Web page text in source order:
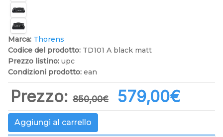
Marca: Thorens
Codice del prodotto: TD101 A black matt
Prezzo listino: upc
Condizioni prodotto: ean
Prezzo: 850,00‎€ 579,00‎€
Aggiungi al carrello